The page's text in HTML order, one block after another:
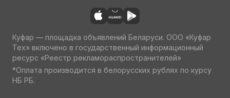
Куфар — площадка объявлений Беларуси. ООО «Куфар
Тех» включено в государственный информационный
ресурс «Реестр рекламораспространителей»
*Оплата производится в белорусских рублях по курсу
НБ РБ.